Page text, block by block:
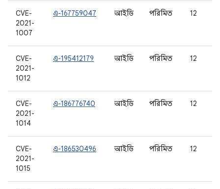
CVE-
2021-
1007
এ-167759047 আইডি পরিমিত 12
CVE-
2021-
1012
এ-195412179 আইডি পরিমিত 12
CVE-
2021-
1014
এ-186776740 আইডি পরিমিত 12
CVE-
2021-
1015
এ-186530496 আইডি পরিমিত 12